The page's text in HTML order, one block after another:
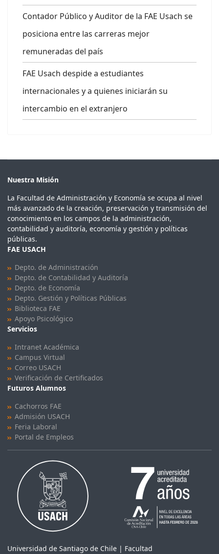
Contador Público y Auditor de la FAE Usach se
posiciona entre las carreras mejor
remuneradas del país
FAE Usach despide a estudiantes
internacionales y a quienes iniciarán su
intercambio en el extranjero
Nuestra Misión
La Facultad de Administración y Economía se ocupa al nivel
más avanzado de la creación, preservación y transmisión del
conocimiento en los campos de la administración,
contabilidad y auditoría, economía y gestión y políticas
públicas.
FAE USACH
Depto. de Administración
Depto. de Contabilidad y Auditoría
Depto. de Economía
Depto. Gestión y Políticas Públicas
Biblioteca FAE
Apoyo Psicológico
Servicios
Intranet Académica
Campus Virtual
Correo USACH
Verificación de Certificados
Futuros Alumnos
Cachorros FAE
Admisión USACH
Feria Laboral
Portal de Empleos
Universidad de Santiago de Chile | Facultad